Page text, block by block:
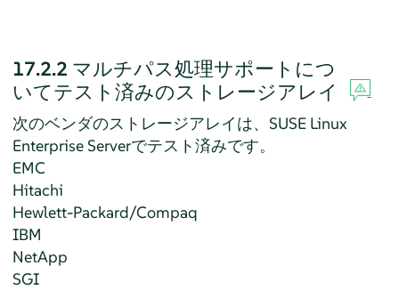
17.2.2 マルチパス処理サポートにつ
いてテスト済みのストレージアレイ
次のベンダのストレージアレイは、 SUSE Linux
Enterprise Serverでテスト済みです。
EMC
Hitachi
Hewlett-Packard/Compaq
IBM
NetApp
SGI